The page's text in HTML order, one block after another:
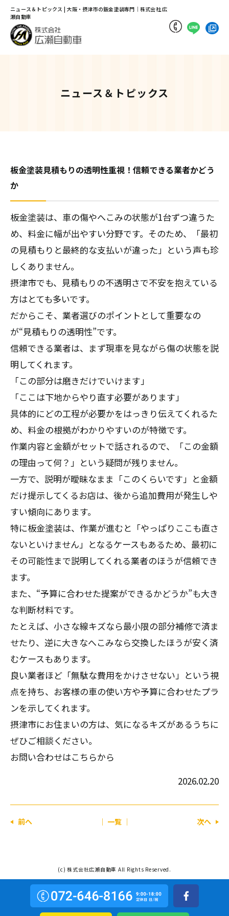
ニュース＆トピックス | 大阪・摂津市の鈑金塗装専門｜株式会社 広
瀬自動車
ニュース＆トピックス
板金塗装見積もりの透明性重視！信頼できる業者かどう
か
板金塗装は、車の傷やへこみの状態が1台ずつ違うた
め、料金に幅が出やすい分野です。そのため、「最初
の見積もりと最終的な支払いが違った」という声も珍
しくありません。
摂津市でも、見積もりの不透明さで不安を抱えている
方はとても多いです。
だからこそ、業者選びのポイントとして重要なの
が“見積もりの透明性”です。
信頼できる業者は、まず現車を見ながら傷の状態を説
明してくれます。
「この部分は磨きだけでいけます」
「ここは下地からやり直す必要があります」
具体的にどの工程が必要かをはっきり伝えてくれるた
め、料金の根拠がわかりやすいのが特徴です。
作業内容と金額がセットで話されるので、「この金額
の理由って何？」という疑問が残りません。
一方で、説明が曖昧なまま「このくらいです」と金額
だけ提示してくるお店は、後から追加費用が発生しや
すい傾向にあります。
特に板金塗装は、作業が進むと「やっぱりここも直さ
ないといけません」となるケースもあるため、最初に
その可能性まで説明してくれる業者のほうが信頼でき
ます。
また、“予算に合わせた提案ができるかどうか”も大き
な判断材料です。
たとえば、小さな線キズなら最小限の部分補修で済ま
せたり、逆に大きなへこみなら交換したほうが安く済
むケースもあります。
良い業者ほど「無駄な費用をかけさせない」という視
点を持ち、お客様の車の使い方や予算に合わせたプラ
ンを示してくれます。
摂津市にお住まいの方は、気になるキズがあるうちに
ぜひご相談ください。
お問い合わせはこちらから
2026.02.20
前へ 次へ
│ 一覧 │
(c)株式会社広瀬自動車 All Rights Reserved.